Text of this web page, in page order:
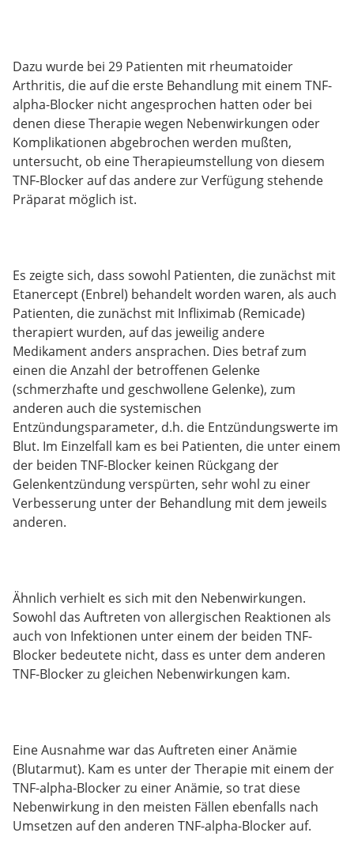
Dazu wurde bei 29 Patienten mit rheumatoider
Arthritis, die auf die erste Behandlung mit einem TNF-
alpha-Blocker nicht angesprochen hatten oder bei
denen diese Therapie wegen Nebenwirkungen oder
Komplikationen abgebrochen werden mußten,
untersucht, ob eine Therapieumstellung von diesem
TNF-Blocker auf das andere zur Verfügung stehende
Präparat möglich ist.
Es zeigte sich, dass sowohl Patienten, die zunächst mit
Etanercept (Enbrel) behandelt worden waren, als auch
Patienten, die zunächst mit Infliximab (Remicade)
therapiert wurden, auf das jeweilig andere
Medikament anders ansprachen. Dies betraf zum
einen die Anzahl der betroffenen Gelenke
(schmerzhafte und geschwollene Gelenke), zum
anderen auch die systemischen
Entzündungsparameter, d.h. die Entzündungswerte im
Blut. Im Einzelfall kam es bei Patienten, die unter einem
der beiden TNF-Blocker keinen Rückgang der
Gelenkentzündung verspürten, sehr wohl zu einer
Verbesserung unter der Behandlung mit dem jeweils
anderen.
Ähnlich verhielt es sich mit den Nebenwirkungen.
Sowohl das Auftreten von allergischen Reaktionen als
auch von Infektionen unter einem der beiden TNF-
Blocker bedeutete nicht, dass es unter dem anderen
TNF-Blocker zu gleichen Nebenwirkungen kam.
Eine Ausnahme war das Auftreten einer Anämie
(Blutarmut). Kam es unter der Therapie mit einem der
TNF-alpha-Blocker zu einer Anämie, so trat diese
Nebenwirkung in den meisten Fällen ebenfalls nach
Umsetzen auf den anderen TNF-alpha-Blocker auf.